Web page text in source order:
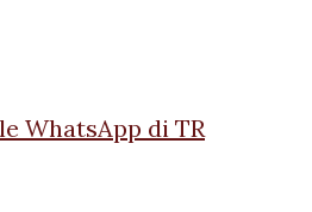
WhatsApp di TR